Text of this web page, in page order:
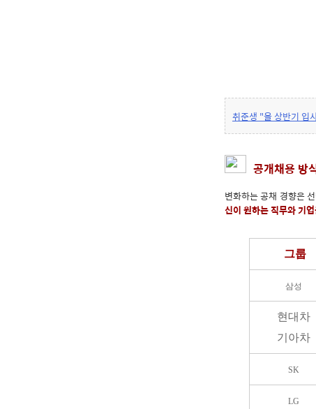
취준생 "올 상반기
공개채용 방
변화하는 공채 경향은
신이 원하는 직무와 기
그룹
삼성
현대차
기아차
SK
LG